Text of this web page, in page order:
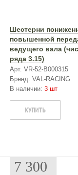
Шестерни
повышенной
ведущего вала
ряда 3.15)
Арт. VR-52-B000315
Бренд: VAL-RACING
В наличии: 3 шт
КУПИТЬ
7 300